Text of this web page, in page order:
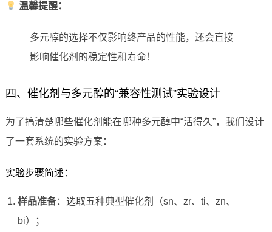
温馨提醒：
多元醇的选择不仅影响终产品的性能，还会直接
影响催化剂的稳定性和寿命！
四、催化剂与多元醇的“兼容性测试”实验设计
为了搞清楚哪些催化剂能在哪种多元醇中“活得久”，我们设计
了一套系统的实验方案：
实验步骤简述：
样品准备：选取五种典型催化剂（sn、zr、ti、zn、
bi）；